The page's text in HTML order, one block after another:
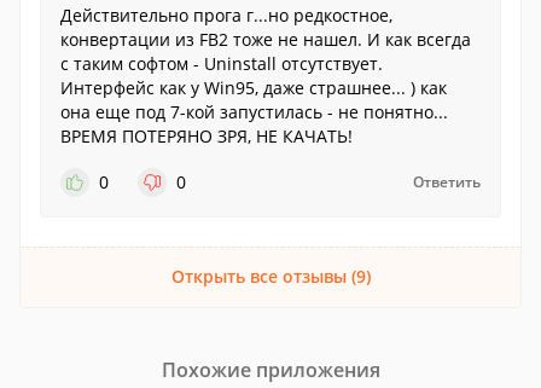
Действительно прога г...но редкостное,
конвертации из FB2 тоже не нашел. И как всегда
с таким софтом - Uninstall отсутствует.
Интерфейс как у Win95, даже страшнее... ) как
она еще под 7-кой запустилась - не понятно...
ВРЕМЯ ПОТЕРЯНО ЗРЯ, НЕ КАЧАТЬ!
0
0 Ответить
Открыть все отзывы (9)
Похожие приложения